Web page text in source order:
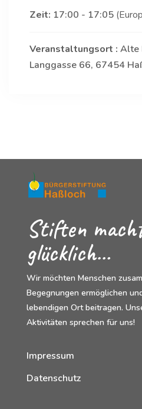
Zeit: 17:00 - 17:05
Veranstaltungsort : Alte
Langgasse 66, 67454
Stiften
glücklich…
Wir möchten Menschen
Begegnungen ermöglichen
lebendigen Ort beitragen.
Aktivitäten sprechen für uns!
Impressum
Datenschutz